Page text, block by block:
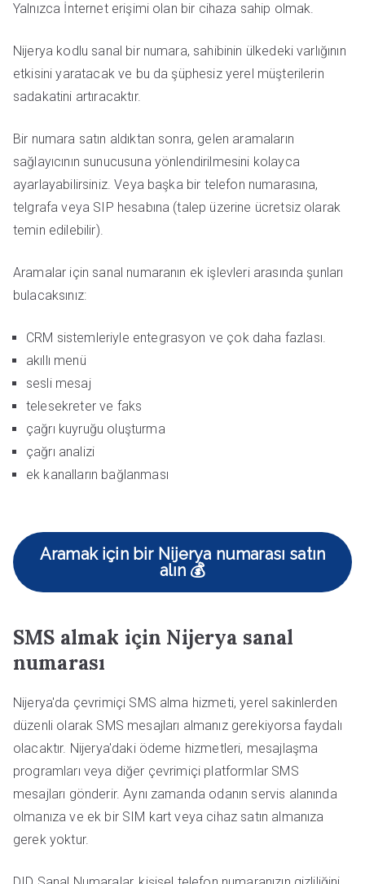
Yalnızca İnternet erişimi olan bir cihaza sahip olmak.
Nijerya kodlu sanal bir numara, sahibinin ülkedeki varlığının
etkisini yaratacak ve bu da şüphesiz yerel müşterilerin
sadakatini artıracaktır.
Bir numara satın aldıktan sonra, gelen aramaların
sağlayıcının sunucusuna yönlendirilmesini kolayca
ayarlayabilirsiniz. Veya başka bir telefon numarasına,
telgrafa veya SIP hesabına (talep üzerine ücretsiz olarak
temin edilebilir).
Aramalar için sanal numaranın ek işlevleri arasında şunları
bulacaksınız:
CRM sistemleriyle entegrasyon ve çok daha fazlası.
akıllı menü
sesli mesaj
telesekreter ve faks
çağrı kuyruğu oluşturma
çağrı analizi
ek kanalların bağlanması
Aramak için bir Nijerya numarası satın
alın 💰
SMS almak için Nijerya sanal
numarası
Nijerya'da çevrimiçi SMS alma hizmeti, yerel sakinlerden
düzenli olarak SMS mesajları almanız gerekiyorsa faydalı
olacaktır. Nijerya'daki ödeme hizmetleri, mesajlaşma
programları veya diğer çevrimiçi platformlar SMS
mesajları gönderir. Aynı zamanda odanın servis alanında
olmanıza ve ek bir SIM kart veya cihaz satın almanıza
gerek yoktur.